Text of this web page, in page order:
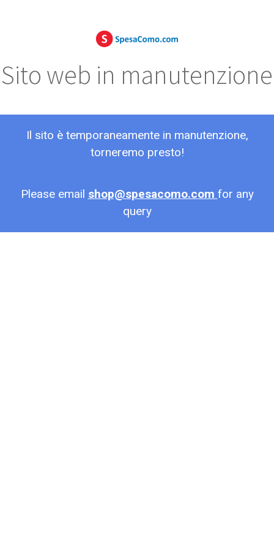
Sito web in manutenzione
Il sito è temporaneamente in manutenzione,
torneremo presto!
Please email shop@spesacomo.com for any
query